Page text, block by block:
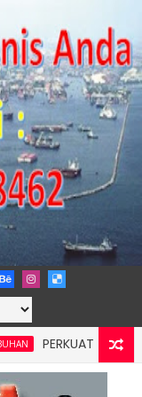
TATA KELOLA
dan